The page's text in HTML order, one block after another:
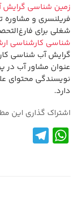
زمین شناسی گرایش
فریلنسری و
شغلی برای
شناسی کارشناسی
گرایش آب شناسی
عنوان مشاور آب در
نویسندگی محتوای
دارد.
اشتراک گذاری این
W
h